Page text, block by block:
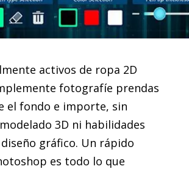
activos de ropa 2D
fotografíe prendas
el fondo e importe, sin
3D ni habilidades
diseño gráfico. Un rápido
es todo lo que